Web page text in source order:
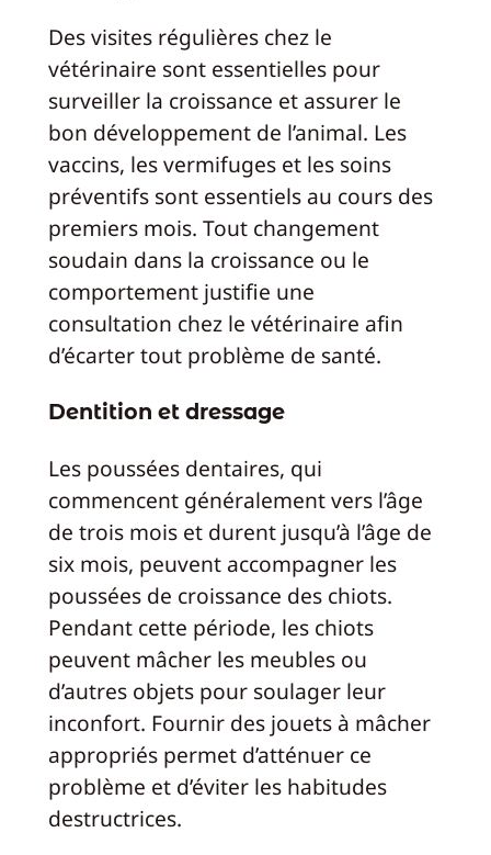
Des visites régulières chez le
vétérinaire sont essentielles pour
surveiller la croissance et assurer le
bon développement de l’animal. Les
vaccins, les vermifuges et les soins
préventifs sont essentiels au cours des
premiers mois. Tout changement
soudain dans la croissance ou le
comportement justifie une
consultation chez le vétérinaire afin
d’écarter tout problème de santé.
Dentition et dressage
Les poussées dentaires, qui
commencent généralement vers l’âge
de trois mois et durent jusqu’à l’âge de
six mois, peuvent accompagner les
poussées de croissance des chiots.
Pendant cette période, les chiots
peuvent mâcher les meubles ou
d’autres objets pour soulager leur
inconfort. Fournir des jouets à mâcher
appropriés permet d’atténuer ce
problème et d’éviter les habitudes
destructrices.